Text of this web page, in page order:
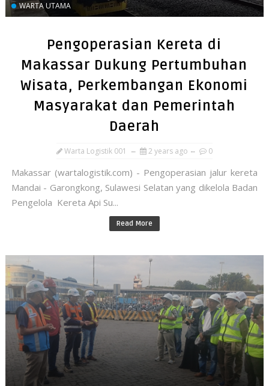
WARTA UTAMA
Pengoperasian Kereta di
Makassar Dukung Pertumbuhan
Wisata, Perkembangan Ekonomi
Masyarakat dan Pemerintah
Daerah
Warta Logistik 001 2 years ago 0
Makassar (wartalogistik.com) - Pengoperasian jalur kereta
Mandai - Garongkong, Sulawesi Selatan yang dikelola Badan
Pengelola Kereta Api Su...
Read More